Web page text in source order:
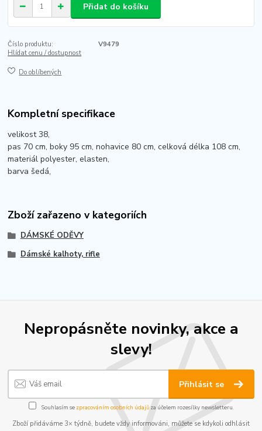
Přidat do košíku
Číslo produktu:
V9479
Hlídat cenu / dostupnost
Do oblíbených
Kompletní specifikace
velikost 38,
pas 70 cm, boky 95 cm, nohavice 80 cm, celková délka 108 cm,
materiál polyester, elasten,
barva šedá,
Zboží zařazeno v kategoriích
DÁMSKÉ ODĚVY
Dámské kalhoty, rifle
Nepropásněte novinky, akce a
slevy!
Přihlásit se
Souhlasím se zpracováním osobních údajůza účelem rozesílky newsletteru.
Zboží přidáváme 3× týdně, budete vždy informováni, můžete se kdykoli odhlásit